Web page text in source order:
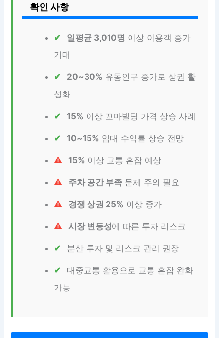
확인 사항
일평균 3,010명 이상 이용객 증가
기대
20~30% 유동인구 증가로 상권 활
성화
15% 이상 꼬마빌딩 가격 상승 사례
10~15% 임대 수익률 상승 전망
15% 이상 교통 혼잡 예상
주차 공간 부족 문제 주의 필요
경쟁 상권 25% 이상 증가
시장 변동성에 따른 투자 리스크
분산 투자 및 리스크 관리 권장
대중교통 활용으로 교통 혼잡 완화
가능